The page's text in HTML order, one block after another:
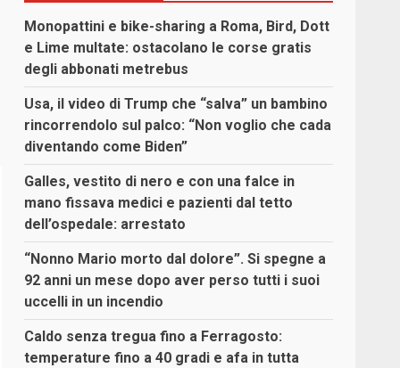
Monopattini e bike-sharing a Roma, Bird, Dott
e Lime multate: ostacolano le corse gratis
degli abbonati metrebus
Usa, il video di Trump che “salva” un bambino
rincorrendolo sul palco: “Non voglio che cada
diventando come Biden”
Galles, vestito di nero e con una falce in
mano fissava medici e pazienti dal tetto
dell’ospedale: arrestato
“Nonno Mario morto dal dolore”. Si spegne a
92 anni un mese dopo aver perso tutti i suoi
uccelli in un incendio
Caldo senza tregua fino a Ferragosto:
temperature fino a 40 gradi e afa in tutta